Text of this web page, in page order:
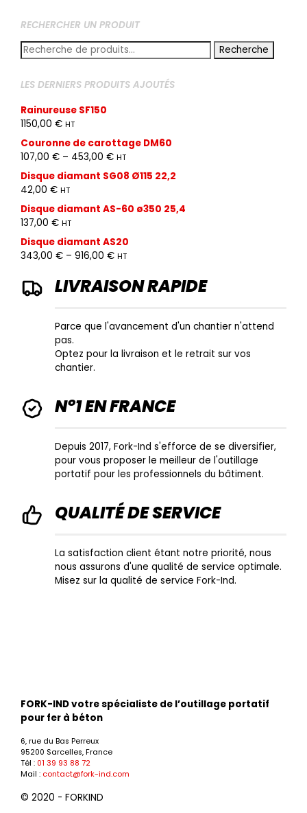
RECHERCHER UN PRODUIT
Recherche
LES DERNIERS PRODUITS AJOUTÉS
Rainureuse SF150
1150,00 € HT
Couronne de carottage DM60
107,00 € – 453,00 € HT
Disque diamant SG08 Ø115 22,2
42,00 € HT
Disque diamant AS-60 ø350 25,4
137,00 € HT
Disque diamant AS20
343,00 € – 916,00 € HT
LIVRAISON RAPIDE
Parce que l'avancement d'un chantier n'attend
pas.
Optez pour la livraison et le retrait sur vos
chantier.
N°1 EN FRANCE
Depuis 2017, Fork-Ind s'efforce de se diversifier,
pour vous proposer le meilleur de l'outillage
portatif pour les professionnels du bâtiment.
QUALITÉ DE SERVICE
La satisfaction client étant notre priorité, nous
nous assurons d'une qualité de service optimale.
Misez sur la qualité de service Fork-Ind.
FORK-IND votre spécialiste de l’outillage portatif
pour fer à béton
6, rue du Bas Perreux
95200 Sarcelles, France
Tél : 01 39 93 88 72
Mail : contact@fork-ind.com
© 2020 - FORKIND